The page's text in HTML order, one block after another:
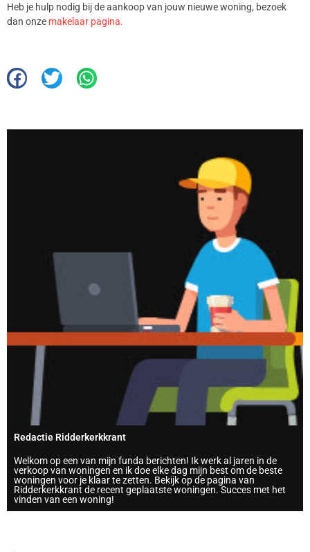
Heb je hulp nodig bij de aankoop van jouw nieuwe woning, bezoek
dan onze makelaar pagina.
Redactie Ridderkerkkrant
Welkom op een van mijn funda berichten! Ik werk al jaren in de
verkoop van woningen en ik doe elke dag mijn best om de beste
woningen voor je klaar te zetten. Bekijk op de pagina van
Ridderkerkkrant de recent geplaatste woningen. Succes met het
vinden van een woning!